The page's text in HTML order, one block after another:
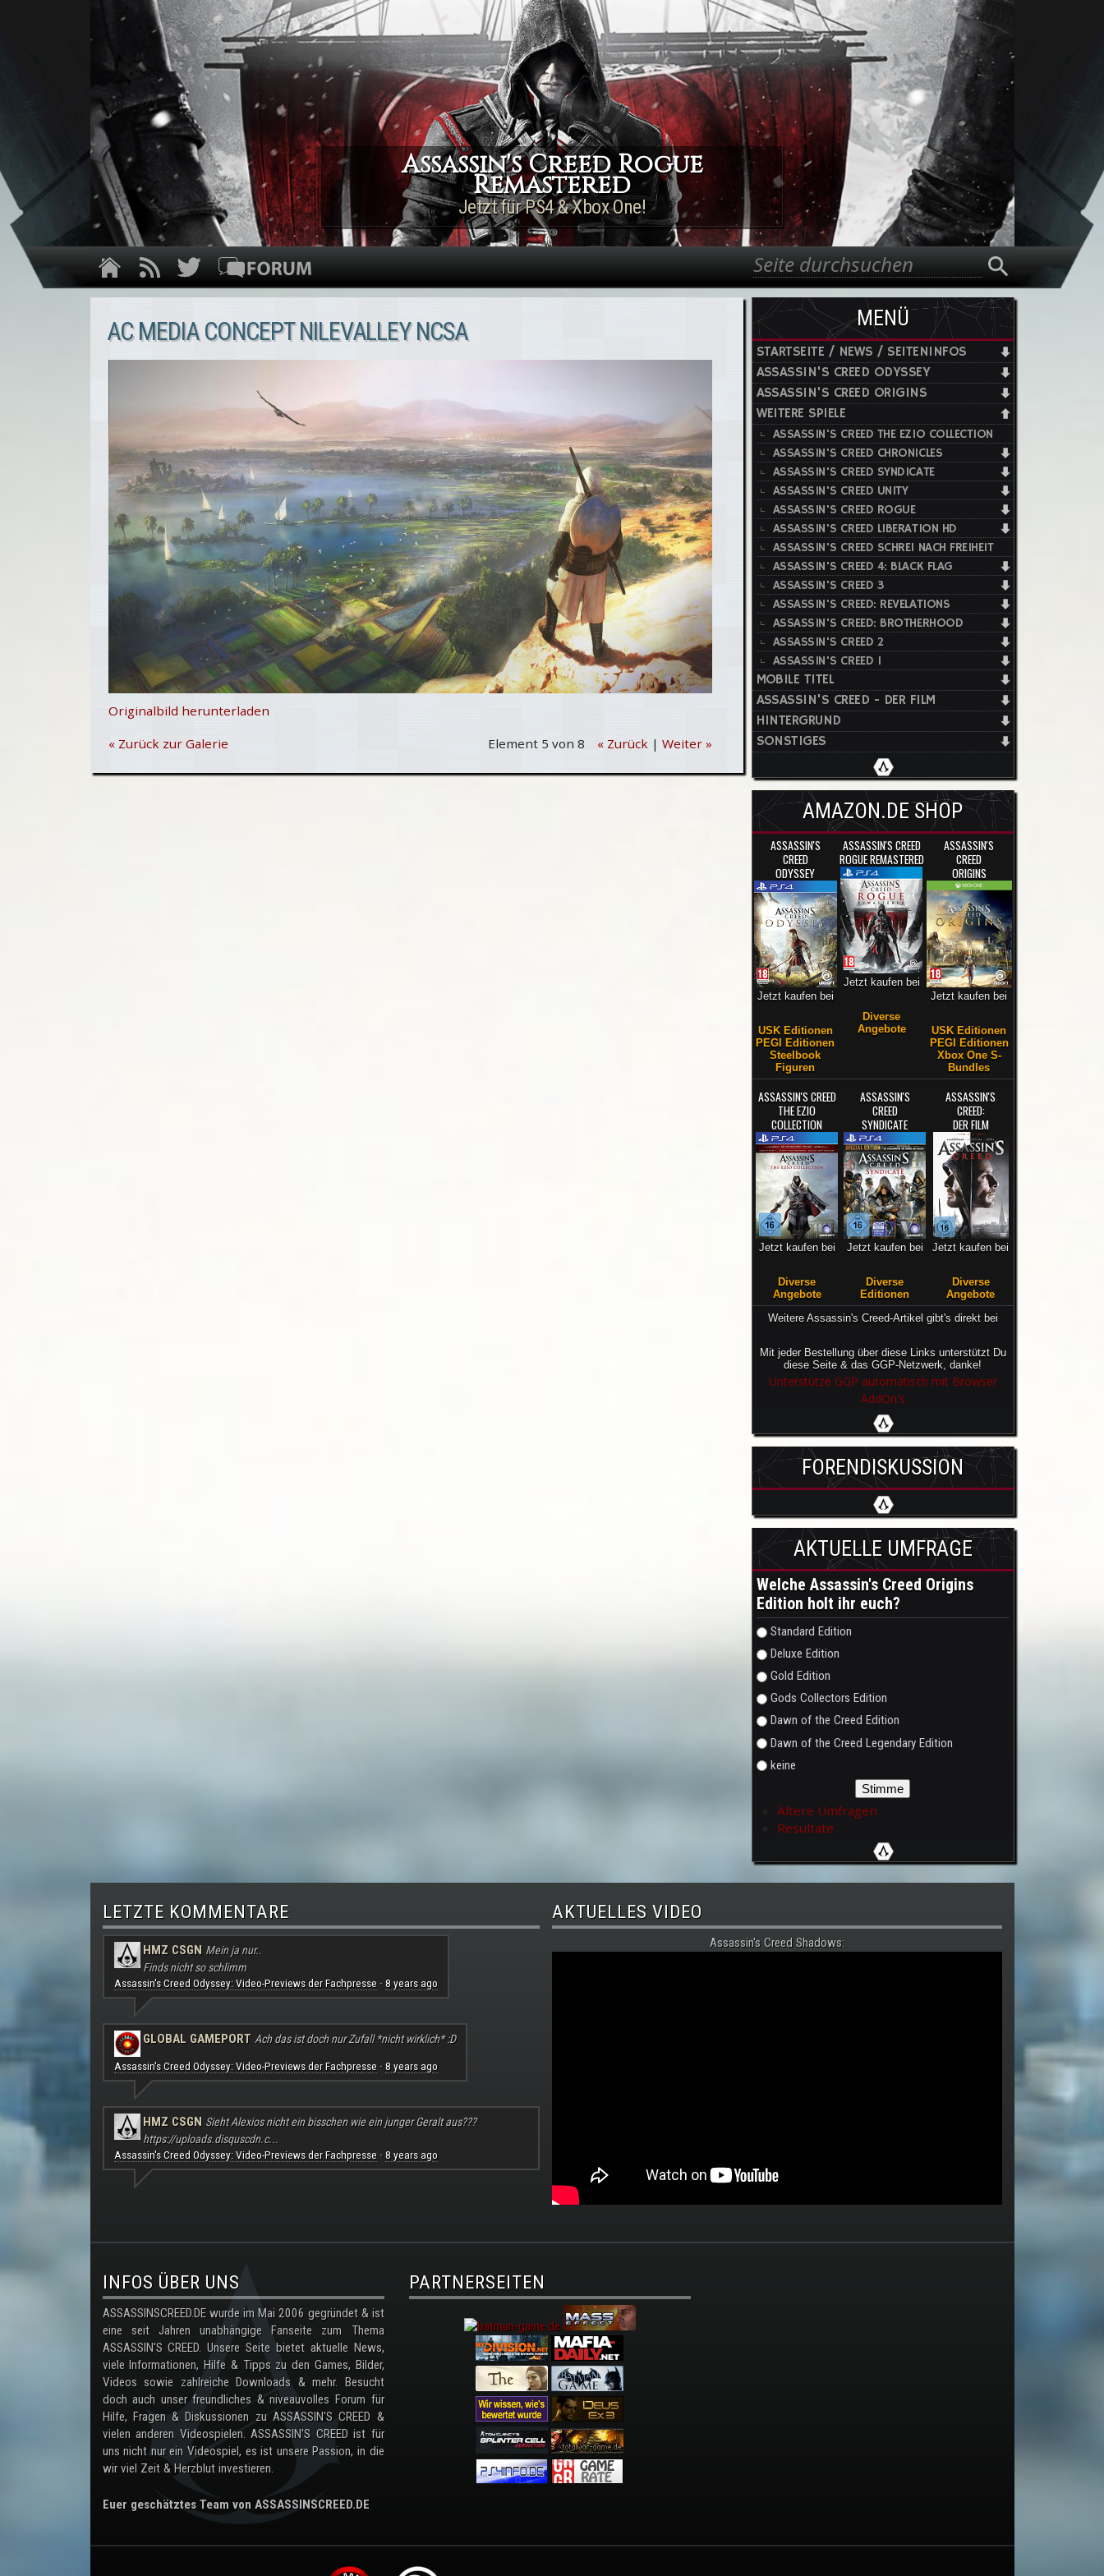
Direkt zum Inhalt
Assassin's Creed Rogue
Remastered
Jetzt für PS4 & Xbox One!
Suchformular
Suche
AC MEDIA CONCEPT NILEVALLEY NCSA
Originalbild herunterladen
« Zurück zur Galerie
Element 5 von 8 « Zurück |Weiter »
MENÜ
STARTSEITE / NEWS / SEITENINFOS
ASSASSIN'S CREED ODYSSEY
ASSASSIN'S CREED ORIGINS
WEITERE SPIELE
ASSASSIN'S CREED THE EZIO COLLECTION
ASSASSIN'S CREED CHRONICLES
ASSASSIN'S CREED SYNDICATE
ASSASSIN'S CREED UNITY
ASSASSIN'S CREED ROGUE
ASSASSIN'S CREED LIBERATION HD
ASSASSIN'S CREED SCHREI NACH FREIHEIT
ASSASSIN'S CREED 4: BLACK FLAG
ASSASSIN'S CREED 3
ASSASSIN'S CREED: REVELATIONS
ASSASSIN'S CREED: BROTHERHOOD
ASSASSIN'S CREED 2
ASSASSIN'S CREED 1
MOBILE TITEL
ASSASSIN'S CREED - DER FILM
HINTERGRUND
SONSTIGES
AMAZON.DE SHOP
ASSASSIN'S
CREED
ODYSSEY
Jetzt kaufen bei
USK Editionen
PEGI Editionen
Steelbook
Figuren
ASSASSIN'S CREED
ROGUE REMASTERED
Jetzt kaufen bei
Diverse
Angebote
ASSASSIN'S
CREED
ORIGINS
Jetzt kaufen bei
USK Editionen
PEGI Editionen
Xbox One S-
Bundles
ASSASSIN'S CREED
THE EZIO
COLLECTION
Jetzt kaufen bei
Diverse
Angebote
ASSASSIN'S
CREED
SYNDICATE
Jetzt kaufen bei
Diverse
Editionen
ASSASSIN'S
CREED:
DER FILM
Jetzt kaufen bei
Diverse
Angebote
Weitere Assassin's Creed-Artikel gibt's direkt bei
Mit jeder Bestellung über diese Links unterstützt Du
diese Seite & das GGP-Netzwerk, danke!
Unterstütze GGP automatisch mit Browser
AddOn's
FORENDISKUSSION
AKTUELLE UMFRAGE
Welche Assassin's Creed Origins
Edition holt ihr euch?
Auswahlmöglichkeiten
Standard Edition
Deluxe Edition
Gold Edition
Gods Collectors Edition
Dawn of the Creed Edition
Dawn of the Creed Legendary Edition
keine
Ältere Umfragen
Resultate
LETZTE KOMMENTARE
HMZ CSGN Mein ja nur..
Finds nicht so schlimm
Assassin's Creed Odyssey: Video-Previews der Fachpresse· 8 years ago
GLOBAL GAMEPORT Ach das ist doch nur Zufall *nicht wirklich* :D
Assassin's Creed Odyssey: Video-Previews der Fachpresse· 8 years ago
HMZ CSGN Sieht Alexios nicht ein bisschen wie ein junger Geralt aus???
https://uploads.disquscdn.c...
Assassin's Creed Odyssey: Video-Previews der Fachpresse· 8 years ago
AKTUELLES VIDEO
Assassin's Creed Shadows:
.
INFOS ÜBER UNS
ASSASSINSCREED.DE wurde im Mai 2006 gegründet & ist
eine seit Jahren unabhängige Fanseite zum Thema
ASSASSIN'S CREED. Unsere Seite bietet aktuelle News,
viele Informationen, Hilfe & Tipps zu den Games, Bilder,
Videos sowie zahlreiche Downloads & mehr. Besucht
doch auch unser freundliches & niveauvolles Forum für
Hilfe, Fragen & Diskussionen zu ASSASSIN'S CREED &
vielen anderen Videospielen. ASSASSIN'S CREED ist für
uns nicht nur ein Videospiel, es ist unsere Passion, in die
wir viel Zeit & Herzblut investieren.
Euer geschätztes Team von ASSASSINSCREED.DE
PARTNERSEITEN